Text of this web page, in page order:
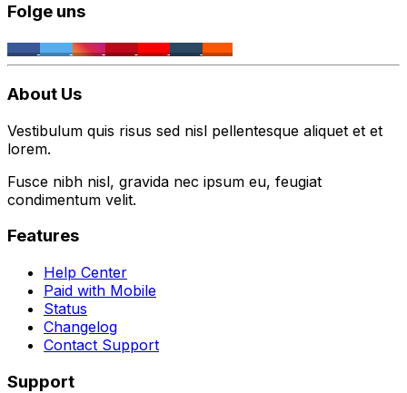
Folge uns
About Us
Vestibulum quis risus sed nisl pellentesque aliquet et et
lorem.
Fusce nibh nisl, gravida nec ipsum eu, feugiat
condimentum velit.
Features
Help Center
Paid with Mobile
Status
Changelog
Contact Support
Support